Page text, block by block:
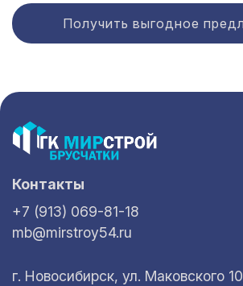
Получить выгодное
Контакты
+7 (913) 069-81-18
mb@mirstroy54.ru
г. Новосибирск, ул. Маковского